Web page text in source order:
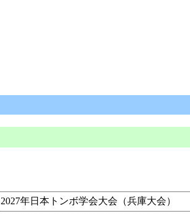
2027年日本トンボ学会大会（兵庫大会）